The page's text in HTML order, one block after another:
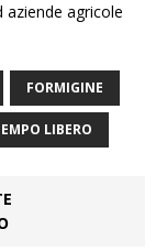
aziende agricole
FORMIGINE
LIBERO